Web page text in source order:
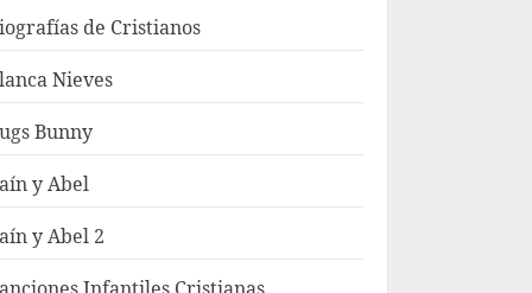
de Cristianos
Nieves
Bunny
y Abel
y Abel 2